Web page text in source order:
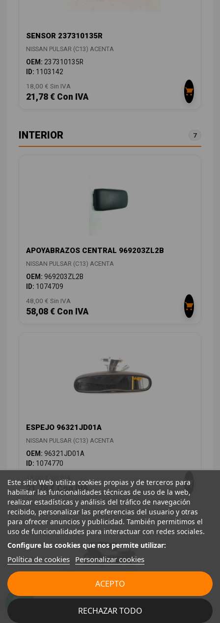
SENSOR 237310135R
NISSAN PULSAR (C13) ACENTA
OEM: 237310135R
ID: 1103142
18,00 € Sin IVA
21,78 € Con IVA
INTERIOR 7
APOYABRAZOS CENTRAL 969203ZL2B
NISSAN PULSAR (C13) ACENTA
OEM: 969203ZL2B
ID: 1074709
48,00 € Sin IVA
58,08 € Con IVA
ESPEJO 96321JD01A
NISSAN PULSAR (C13) ACENTA
OEM: 96321JD01A
ID: 1074770
18,00 € Sin IVA
21,78 € Con IVA
Este sitio Web utiliza cookies propias y de terceros para
habilitar las funcionalidades técnicas de uso de la web,
realizar estadísticas y análisis del tráfico de navegación
recibido, personalizar las preferencias del usuario y otras
para ofrecer anuncios y publicidad. También permitimos el
uso de funcionalidades para interactuar con redes sociales.
Configure las cookies que nos permite utilizar:
Política de cookies Personalizar cookies
RECHAZAR TODO
ACEPTO